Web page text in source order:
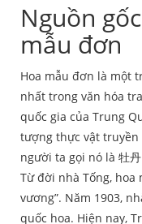
Nguồn
mẫu đơn
Hoa mẫu đơn là một
nhất trong văn hóa
quốc gia của Trung
tượng thực vật truyền
người ta gọi nó là 牡
Từ đời nhà Tống, hoa
vương”. Năm 1903,
quốc hoa. Hiện nay,